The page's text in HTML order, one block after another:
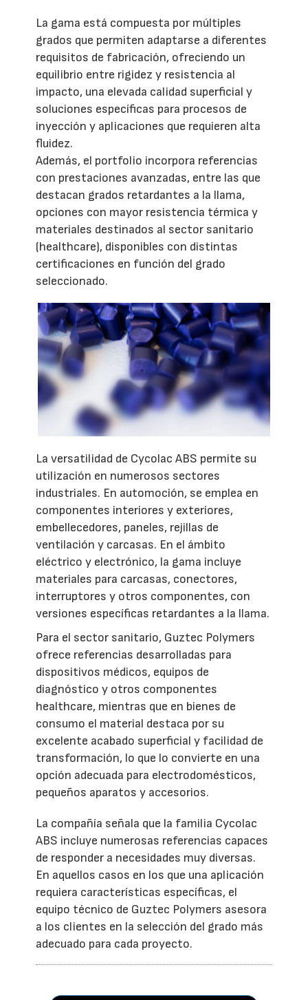
La gama está compuesta por múltiples
grados que permiten adaptarse a diferentes
requisitos de fabricación, ofreciendo un
equilibrio entre rigidez y resistencia al
impacto, una elevada calidad superficial y
soluciones específicas para procesos de
inyección y aplicaciones que requieren alta
fluidez.
Además, el portfolio incorpora referencias
con prestaciones avanzadas, entre las que
destacan grados retardantes a la llama,
opciones con mayor resistencia térmica y
materiales destinados al sector sanitario
(healthcare), disponibles con distintas
certificaciones en función del grado
seleccionado.
La versatilidad de Cycolac ABS permite su
utilización en numerosos sectores
industriales. En automoción, se emplea en
componentes interiores y exteriores,
embellecedores, paneles, rejillas de
ventilación y carcasas. En el ámbito
eléctrico y electrónico, la gama incluye
materiales para carcasas, conectores,
interruptores y otros componentes, con
versiones específicas retardantes a la llama.
Para el sector sanitario, Guztec Polymers
ofrece referencias desarrolladas para
dispositivos médicos, equipos de
diagnóstico y otros componentes
healthcare, mientras que en bienes de
consumo el material destaca por su
excelente acabado superficial y facilidad de
transformación, lo que lo convierte en una
opción adecuada para electrodomésticos,
pequeños aparatos y accesorios.
La compañía señala que la familia Cycolac
ABS incluye numerosas referencias capaces
de responder a necesidades muy diversas.
En aquellos casos en los que una aplicación
requiera características específicas, el
equipo técnico de Guztec Polymers asesora
a los clientes en la selección del grado más
adecuado para cada proyecto.